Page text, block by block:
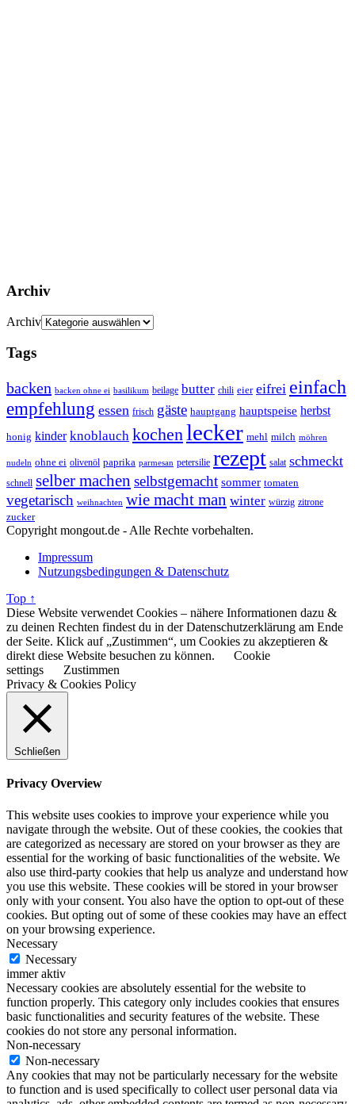
Archiv
Archiv
Tags
backen backen ohne ei basilikum beilage butter chili eier eifrei einfach
empfehlung essen frisch gäste hauptgang hauptspeise herbst
honig kinder knoblauch kochenlecker mehl milch möhren
nudeln ohne ei olivenöl paprika parmesan petersilie rezept salat schmeckt
schnell selber machen selbstgemacht sommer tomaten
vegetarisch weihnachten wie macht man winter würzig zitrone
zucker
Copyright mongout.de - Alle Rechte vorbehalten.
Impressum
Nutzungsbedingungen & Datenschutz
Top ↑
Diese Website verwendet Cookies – nähere Informationen dazu &
zu deinen Rechten findest du in der Datenschutzerklärung am Ende
der Seite. Klick auf „Zustimmen“, um Cookies zu akzeptieren &
direkt diese Website besuchen zu können.
Cookie
settings
Zustimmen
Privacy & Cookies Policy
Schließen
Privacy Overview
This website uses cookies to improve your experience while you
navigate through the website. Out of these cookies, the cookies that
are categorized as necessary are stored on your browser as they are
essential for the working of basic functionalities of the website. We
also use third-party cookies that help us analyze and understand how
you use this website. These cookies will be stored in your browser
only with your consent. You also have the option to opt-out of these
cookies. But opting out of some of these cookies may have an effect
on your browsing experience.
Necessary
Necessary
immer aktiv
Necessary cookies are absolutely essential for the website to
function properly. This category only includes cookies that ensures
basic functionalities and security features of the website. These
cookies do not store any personal information.
Non-necessary
Non-necessary
Any cookies that may not be particularly necessary for the website
to function and is used specifically to collect user personal data via